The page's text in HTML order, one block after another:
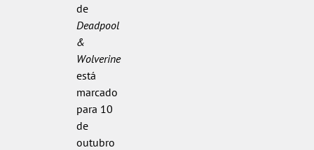
de
Deadpool
&
Wolverine
está
marcado
para 10
de
outubro